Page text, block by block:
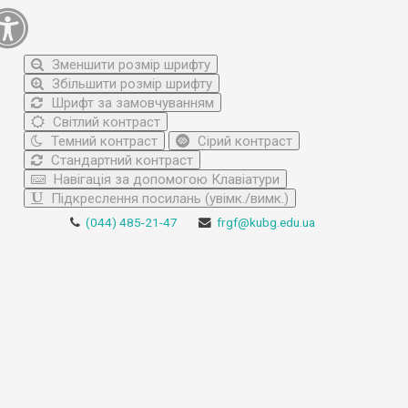
Зменшити розмір шрифту
Збільшити розмір шрифту
Шрифт за замовчуванням
Світлий контраст
Темний контраст
Сірий контраст
Стандартний контраст
Навігація за допомогою Клавіатури
Підкреслення посилань (увімк./вимк.)
(044) 485-21-47 frgf@kubg.edu.ua